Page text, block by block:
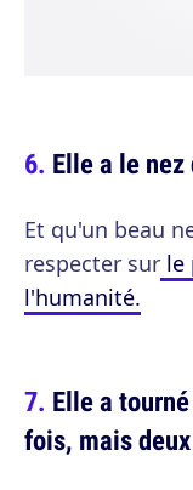
Elle a le
Et qu'un beau
respecter sur le
l'humanité.
Elle a
fois, mais